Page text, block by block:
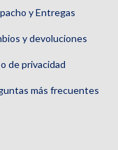
y Entregas
y devoluciones
de privacidad
más frecuentes